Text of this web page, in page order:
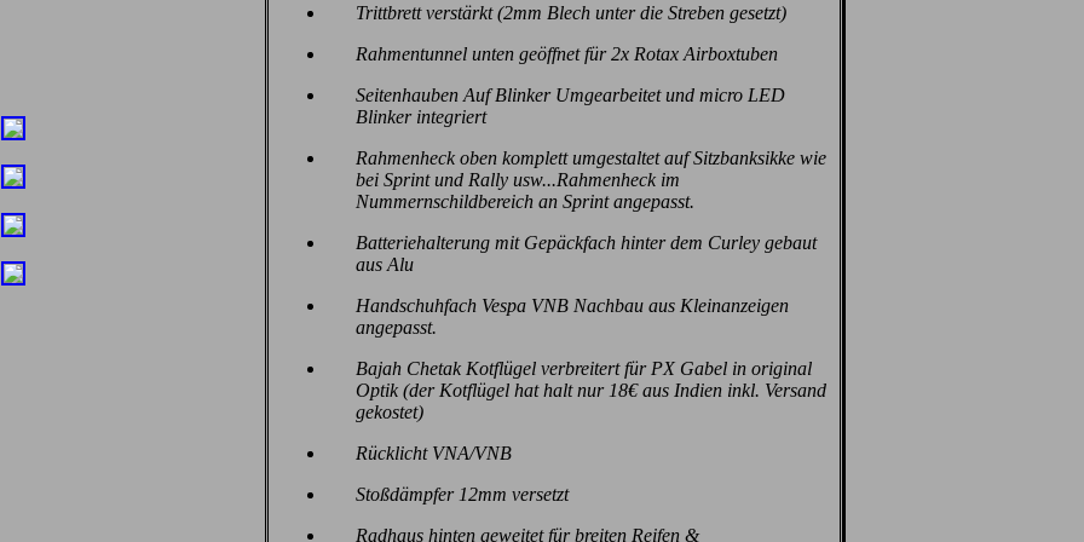
Trittbrett verstärkt (2mm Blech unter die Streben gesetzt)
Rahmentunnel unten geöffnet für 2x Rotax Airboxtuben
Seitenhauben Auf Blinker Umgearbeitet und micro LED
Blinker integriert
Rahmenheck oben komplett umgestaltet auf Sitzbanksikke wie
bei Sprint und Rally usw...Rahmenheck im
Nummernschildbereich an Sprint angepasst.
Batteriehalterung mit Gepäckfach hinter dem Curley gebaut
aus Alu
Handschuhfach Vespa VNB Nachbau aus Kleinanzeigen
angepasst.
Bajah Chetak Kotflügel verbreitert für PX Gabel in original
Optik (der Kotflügel hat halt nur 18€ aus Indien inkl. Versand
gekostet)
Rücklicht VNA/VNB
Stoßdämpfer 12mm versetzt
Radhaus hinten geweitet für breiten Reifen &